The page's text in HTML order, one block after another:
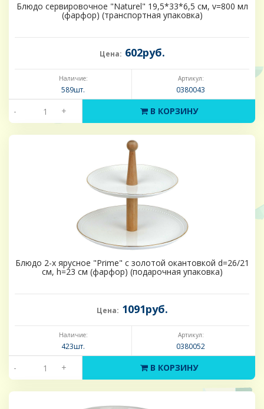
Блюдо сервировочное "Naturel" 19,5*33*6,5 см, v=800 мл
(фарфор) (транспортная упаковка)
Цена: 602руб.
Наличие:
589шт.
Артикул:
0380043
- + В КОРЗИНУ
Блюдо 2-х ярусное "Prime" с золотой окантовкой d=26/21
см, h=23 см (фарфор) (подарочная упаковка)
Цена: 1091руб.
Наличие:
423шт.
Артикул:
0380052
- + В КОРЗИНУ